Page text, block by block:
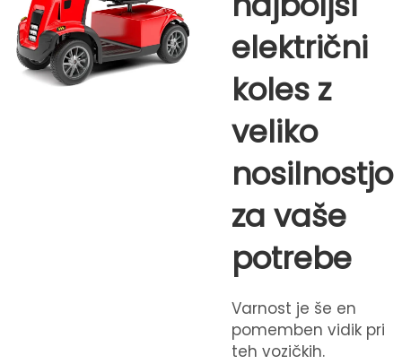
električni
koles z
veliko
nosilnostjo
za vaše
potrebe
Varnost je še en
pomemben vidik pri
teh vozičkih.